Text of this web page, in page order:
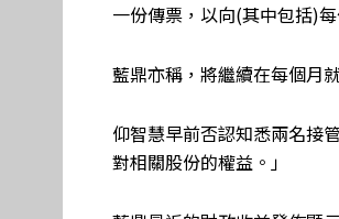
一份傳票，以向(其中包括)
藍鼎亦稱，將繼續在每個月
仰智慧早前否認知悉兩名接
對相關股份的權益。」